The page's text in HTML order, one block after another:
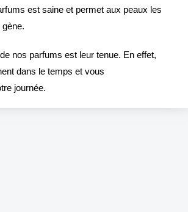
est saine et permet aux peaux les
nos parfums est leur tenue. En effet,
dans le temps et vous
journée.